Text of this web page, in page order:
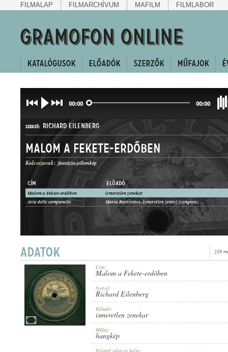
FILMALAP FILMARCHÍVUM MAFILM FILMLABOR
00:00 00:00
SZERZŐ: RICHARD EILENBERG
MŰFAJ: HANGKÉP
MEGJELENÉS IDEJE: 1904 KÖRÜL
Malom a Fekete-erdőben
Kulcsszavak: fantázia-jellemkép
CÍM ELŐADÓ
Malom a Fekete-erdőben
ismeretlen zenekar
Aria delle campanelle
Maria Barrientos, ismeretlen zenész (zongora)
228
Cím:
Malom a Fekete-erdőben
Szerző:
Richard Eilenberg
Előadó:
ismeretlen zenekar
Műfaj:
hangkép
Felvétel ideje és helye: